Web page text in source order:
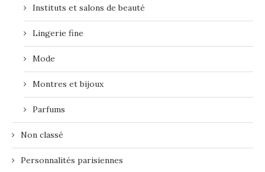
Instituts et salons de beauté
Lingerie fine
Mode
Montres et bijoux
Parfums
Non classé
Personnalités parisiennes